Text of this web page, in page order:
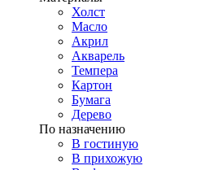
Холст
Масло
Акрил
Акварель
Темпера
Картон
Бумага
Дерево
По назначению
В гостиную
В прихожую